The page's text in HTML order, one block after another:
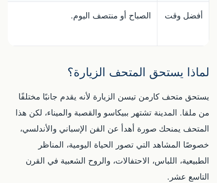
أفضل وقت الصباح أو منتصف اليوم.
لماذا يستحق المتحف الزيارة؟
يستحق متحف كارمن تيسن الزيارة لأنه يقدم جانبًا مختلفًا
من ملقا. المدينة تشتهر ببيكاسو والقصبة والميناء، لكن هذا
المتحف يمنحك صورة أهدأ عن الفن الإسباني والأندلسي،
خصوصًا المشاهد التي تصور الحياة اليومية، المناظر
الطبيعية، اللباس، الاحتفالات، والروح الشعبية في القرن
التاسع عشر.